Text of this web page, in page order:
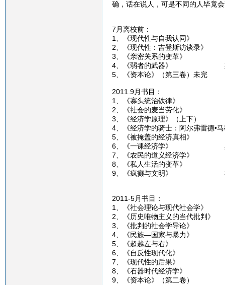
确，话在说人，可是不同的人毕竟
7月离校前：
1、《现代性与自我认同》
2、《现代性：吉登斯访谈录
3、《亲密关系的变革》
4、《弱者的武器》 斯
5、《资本论》（第三卷）未
2011.9月书目：
1、《寡头统治铁律》
2、《社会的麦当劳化》
3、《经济学原理》（上下
4、《经济学的骑士：阿尔弗雷德
5、《被掩盖的经济真相》
6、《一课经济学》 黑
7、《农民的道义经济学》
8、《私人生活的变革》
9、《疯癫与文明》
2011-5月书目：
1、《社会理论与现代社会
2、《历史唯物主义的当代
3、《批判的社会学导论
4、《民族—国家与暴力
5、《超越左与右》
6、《自反性现代化》
7、《现代性的后果》
8、《石器时代经济学
9、《资本论》（第二